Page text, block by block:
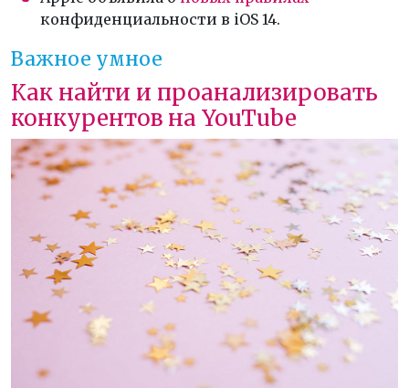
конфиденциальности в iOS 14.
Важное умное
Как найти и проанализировать
конкурентов на YouTube